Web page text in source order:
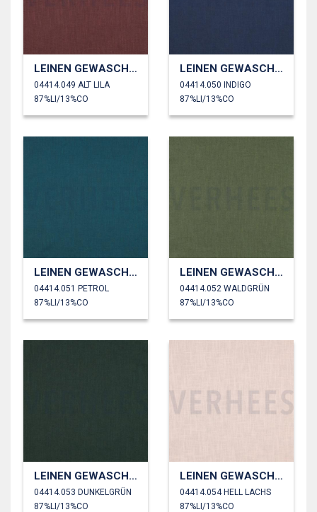
LEINEN GEWASCHEN 230 GM2
04414.049 ALT LILA
87%LI/13%CO
LEINEN GEWASCHEN 230 GM2
04414.050 INDIGO
87%LI/13%CO
LEINEN GEWASCHEN 230 GM2
04414.051 PETROL
87%LI/13%CO
LEINEN GEWASCHEN 230 GM2
04414.052 WALDGRÜN
87%LI/13%CO
LEINEN GEWASCHEN 230 GM2
04414.053 DUNKELGRÜN
87%LI/13%CO
LEINEN GEWASCHEN 230 GM2
04414.054 HELL LACHS
87%LI/13%CO